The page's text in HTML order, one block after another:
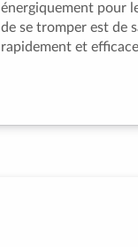
énergiquement pour
de se tromper est de
rapidement et